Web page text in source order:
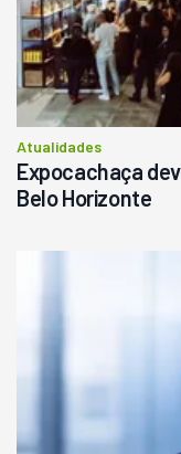
R$
Atualidades
Expocachaça
Belo Horizonte